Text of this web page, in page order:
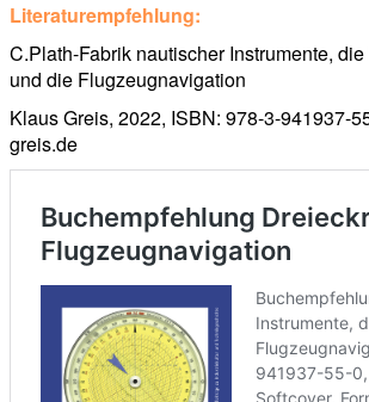
Literaturempfehlung:
C.Plath-Fabrik nautischer Instrumente,
und die Flugzeugnavigation
Klaus Greis, 2022, ISBN: 978-3-941937-
greis.de